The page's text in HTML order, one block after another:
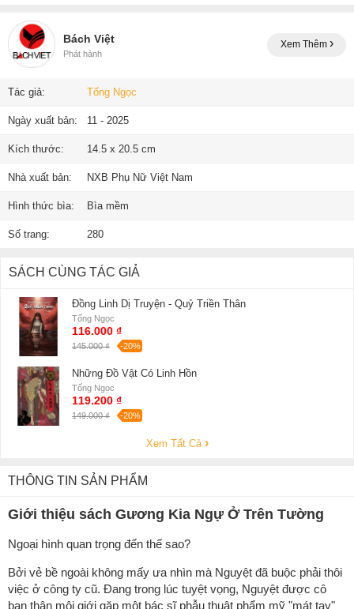
Bách Việt
Phát hành
Xem Thêm
Tác giả: Tống Ngọc
Ngày xuất bản: 11 - 2025
Kích thước: 14.5 x 20.5 cm
Nhà xuất bản: NXB Phụ Nữ Việt Nam
Hình thức bìa: Bìa mềm
Số trang: 280
SÁCH CÙNG TÁC GIẢ
Đồng Linh Dị Truyện - Quỷ Triền Thân
Tống Ngọc
116.000 ₫
145.000 ₫ -20%
Những Đồ Vật Có Linh Hồn
Tống Ngọc
119.200 ₫
149.000 ₫ -20%
Xem Tất Cả
THÔNG TIN SẢN PHẨM
Giới thiệu sách Gương Kia Ngự Ở Trên Tường
Ngoại hình quan trọng đến thế sao?
Bởi vẻ bề ngoài không mấy ưa nhìn mà Nguyệt đã buộc phải thôi
việc ở công ty cũ. Đang trong lúc tuyệt vọng, Nguyệt được cô
bạn thân môi giới gặp một bác sĩ phẫu thuật phẩm mỹ "mát tay"